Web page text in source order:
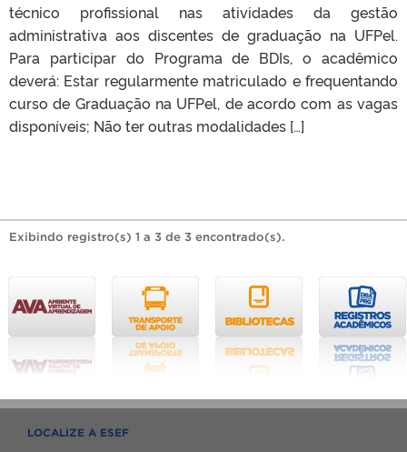
técnico profissional nas atividades da gestão
administrativa aos discentes de graduação na UFPel.
Para participar do Programa de BDIs, o acadêmico
deverá: Estar regularmente matriculado e frequentando
curso de Graduação na UFPel, de acordo com as vagas
disponíveis; Não ter outras modalidades […]
Exibindo registro(s) 1 a 3 de 3 encontrado(s).
LOCALIZE A ESEF